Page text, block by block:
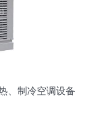
、制冷空调设备